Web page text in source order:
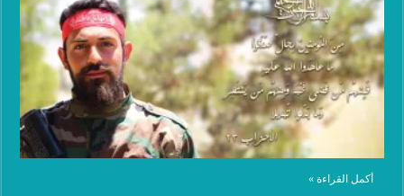
أكمل القراءة »